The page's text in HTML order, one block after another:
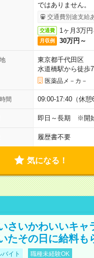
ではありません。
交通費別途支給
交通費 1ヶ月3万
月収例 30万円～
東京都千代田区
水道橋駅から徒歩
医薬品メ－カ－
間 09:00-17:40（休
即日～長期 ※開
履歴書不要
気になる！
さいかわいいキ
たその日に給料
バイト 職種未経験OK